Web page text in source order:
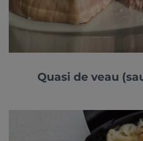
Quasi de veau